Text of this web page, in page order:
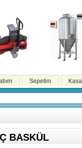
Sepetim
BASKÜL